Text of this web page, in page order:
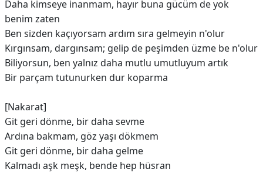
Daha kimseye inanmam, hayır buna gücüm de yok
benim zaten
Ben sizden kaçıyorsam ardım sıra gelmeyin n'olur
Kırgınsam, dargınsam; gelip de peşimden üzme be n'olur
Biliyorsun, ben yalnız daha mutlu umutluyum artık
Bir parçam tutunurken dur koparma
[Nakarat]
Git geri dönme, bir daha sevme
Ardına bakmam, göz yaşı dökmem
Git geri dönme, bir daha gelme
Kalmadı aşk meşk, bende hep hüsran